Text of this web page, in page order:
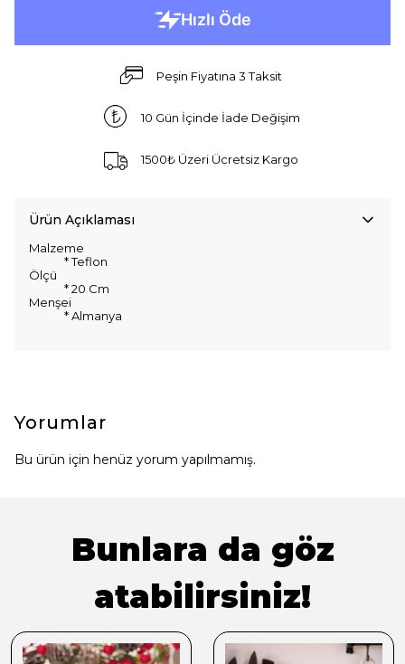
Peşin Fiyatına 3 Taksit
10 Gün İçinde İade Değişim
1500₺ Üzeri Ücretsiz Kargo
Ürün Açıklaması
Malzeme
* Teflon
Ölçü
* 20 Cm
Menşei
* Almanya
Yorumlar
Bu ürün için henüz yorum yapılmamış.
Bunlara da göz
atabilirsiniz!